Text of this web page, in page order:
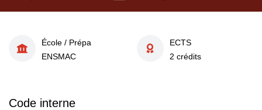
École / Prépa
ENSMAC
ECTS
2 crédits
Code interne